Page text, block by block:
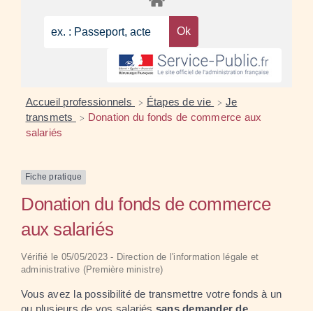
Accueil professionnels > Étapes de vie > Je
transmets
> Donation du fonds de commerce aux
salariés
Fiche pratique
Donation du fonds de commerce
aux salariés
Vérifié le 05/05/2023 - Direction de l'information légale et
administrative (Première ministre)
Vous avez la possibilité de transmettre votre fonds à un
ou plusieurs de vos salariés sans demander de